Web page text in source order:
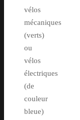
vélos
mécaniques
(verts)
ou
vélos
électriques
(de
couleur
bleue)